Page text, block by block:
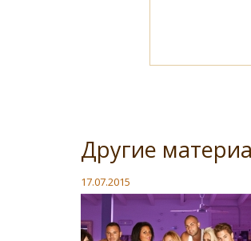
Другие
17.07.2015